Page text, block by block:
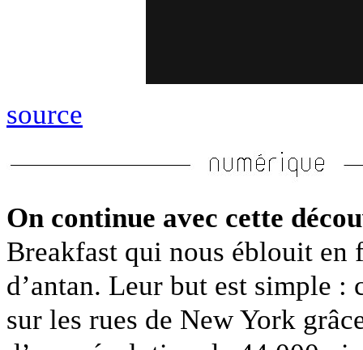
source
On continue avec cette
Breakfast qui nous éblouit
d’antan. Leur but est simple :
sur les rues de New York